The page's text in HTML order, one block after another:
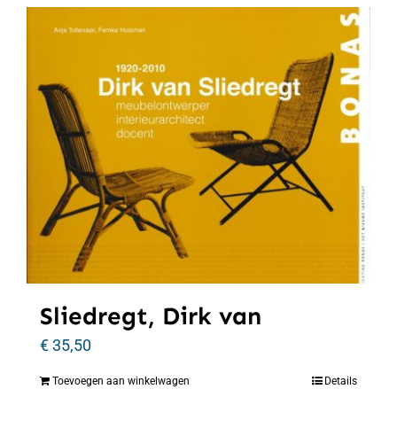
Sliedregt, Dirk van
€35,50
Toevoegen aan winkelwagen Details